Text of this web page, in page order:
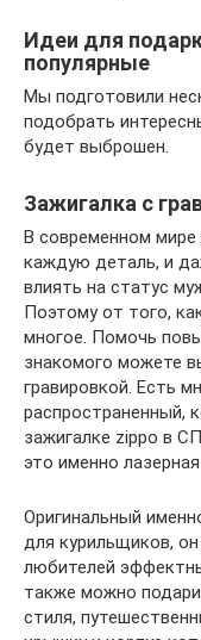
Идеи для
популярные
Мы подготовили
подобрать
будет выброшен.
Зажигалка с
В современном
каждую деталь, и
влиять на статус
Поэтому от того,
многое. Помочь
знакомого можете
гравировкой. Есть
распространенный,
зажигалке zippo в
это именно
Оригинальный
для курильщиков,
любителей
также можно
стиля,